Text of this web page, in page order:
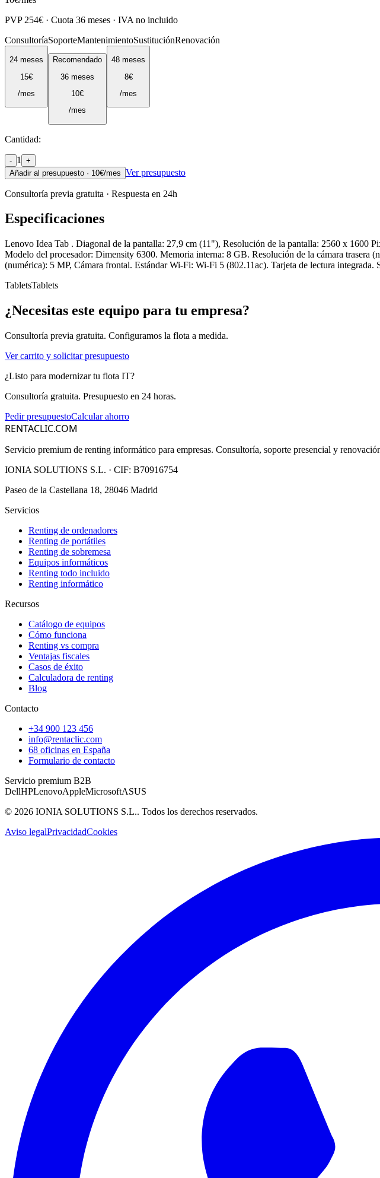
PVP 254€ · Cuota 36 meses · IVA no incluido
ConsultoríaSoporteMantenimientoSustituciónRenovación
24 meses
15€
/mes
Recomendado
36 meses
10€
/mes
48 meses
8€
/mes
Cantidad:
- 1
+
Añadir al presupuesto · 10€/mes Ver presupuesto
Consultoría previa gratuita · Respuesta en 24h
Especificaciones
Lenovo Idea Tab . Diagonal de la pantalla: 27,9 cm (11"), Resolución de la pantalla: 2560 x 1600
Modelo del procesador: Dimensity 6300. Memoria interna: 8 GB. Resolución de la cámara trasera
(numérica): 5 MP, Cámara frontal. Estándar Wi-Fi: Wi-Fi 5 (802.11ac). Tarjeta de lectura
TabletsTablets
¿Necesitas este equipo para tu empresa?
Consultoría previa gratuita. Configuramos la flota a medida.
Ver carrito y solicitar presupuesto
¿Listo para modernizar tu flota IT?
Consultoría gratuita. Presupuesto en 24 horas.
Pedir presupuestoCalcular ahorro
RENTACLIC.COM
Servicio premium de renting informático para empresas. Consultoría, soporte presencial y
IONIA SOLUTIONS S.L. · CIF: B70916754
Paseo de la Castellana 18, 28046 Madrid
Servicios
Renting de ordenadores
Renting de portátiles
Renting de sobremesa
Equipos informáticos
Renting todo incluido
Renting informático
Recursos
Catálogo de equipos
Cómo funciona
Renting vs compra
Ventajas fiscales
Casos de éxito
Calculadora de renting
Blog
Contacto
+34 900 123 456
info@rentaclic.com
68 oficinas en España
Formulario de contacto
Servicio premium B2B
DellHPLenovoAppleMicrosoftASUS
© 2026 IONIA SOLUTIONS S.L.. Todos los derechos reservados.
Aviso legalPrivacidadCookies